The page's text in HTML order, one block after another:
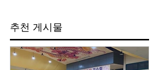
추천 게시물